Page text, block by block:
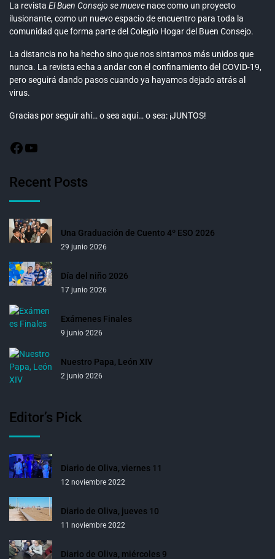
La revista El Buen Consejo se mueve nace como un proyecto
ilusionante, como un nuevo espacio de encuentro para toda la
comunidad que forma parte del Colegio Hogar del Buen Consejo.
La distancia no ha hecho sino que nos sintamos más unidos que
nunca. La revista echa a andar con el confinamiento del COVID-19,
pero seguirá dando pasos cuando ya hayamos dejado atrás al
virus.
Gracias por seguir ahí… o sea aquí… o sea: ¡JUNTOS!
Recent Posts
Una Graduación de Cuento 4º ESO 2026
29 junio 2026
Día del niño 2026
17 junio 2026
Exámenes Finales
9 junio 2026
Nuestro Papa, León XIV
2 junio 2026
Editor’s Pick
Diario de Oliva, viernes 11
12 noviembre 2022
Diario de Oliva, jueves 10
11 noviembre 2022
Diario de Oliva, miércoles 9